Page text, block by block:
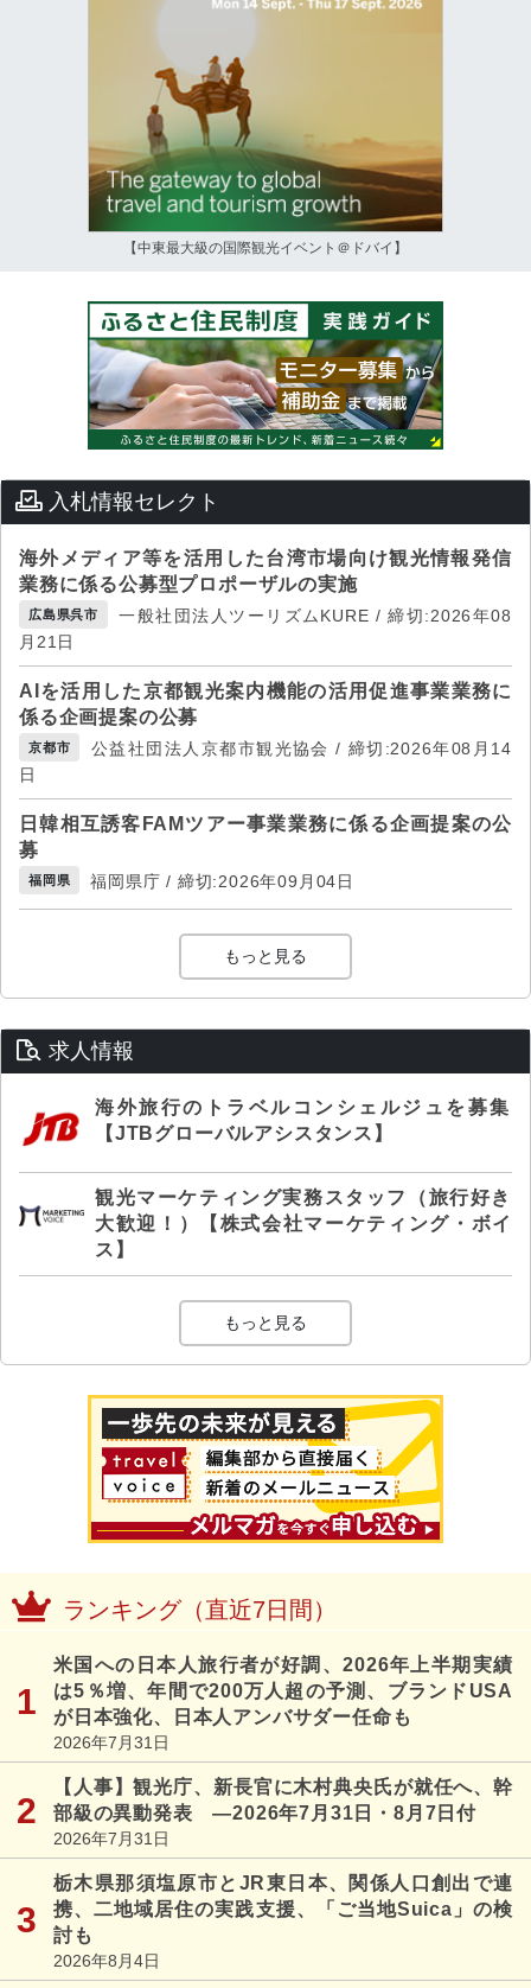
【中東最大級の国際観光イベント＠ドバイ】
入札情報セレクト
海外メディア等を活用した台湾市場向け観光情報発信
業務に係る公募型プロポーザルの実施
広島県呉市
一般社団法人ツーリズムKURE / 締切:2026年08
月21日
AIを活用した京都観光案内機能の活用促進事業業務に
係る企画提案の公募
京都市
公益社団法人京都市観光協会 / 締切:2026年08月14
日
日韓相互誘客FAMツアー事業業務に係る企画提案の公
募
福岡県 福岡県庁 / 締切:2026年09月04日
もっと見る
求人情報
海外旅行のトラベルコンシェルジュを募集
【JTBグローバルアシスタンス】
観光マーケティング実務スタッフ（旅行好き
大歓迎！）【株式会社マーケティング・ボイ
ス】
もっと見る
ランキング（直近7日間）
米国への日本人旅行者が好調、2026年上半期実績
は5％増、年間で200万人超の予測、ブランドUSA
が日本強化、日本人アンバサダー任命も
2026年7月31日
【人事】観光庁、新長官に木村典央氏が就任へ、幹
部級の異動発表 ―2026年7月31日・8月7日付
2026年7月31日
栃木県那須塩原市とJR東日本、関係人口創出で連
携、二地域居住の実践支援、「ご当地Suica」の検
討も
2026年8月4日